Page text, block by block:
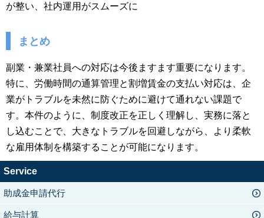
が整い、社内運用がスムーズに
まとめ
副業・兼業社員への対応は今後ますます重要になります。
特に、労働時間の通算管理と割増賃金の支払い対応は、企
業がトラブルを未然に防ぐために避けて通れない課題で
す。本件のように、制度改正を正しく理解し、実務に落と
し込むことで、大きなトラブルを回避しながら、より柔軟
な雇用体制を構築することが可能になります。
Service
助成金申請代行
給与計算